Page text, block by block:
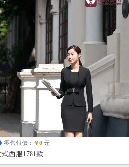
零售報價： ￥0 元
式西服1781款